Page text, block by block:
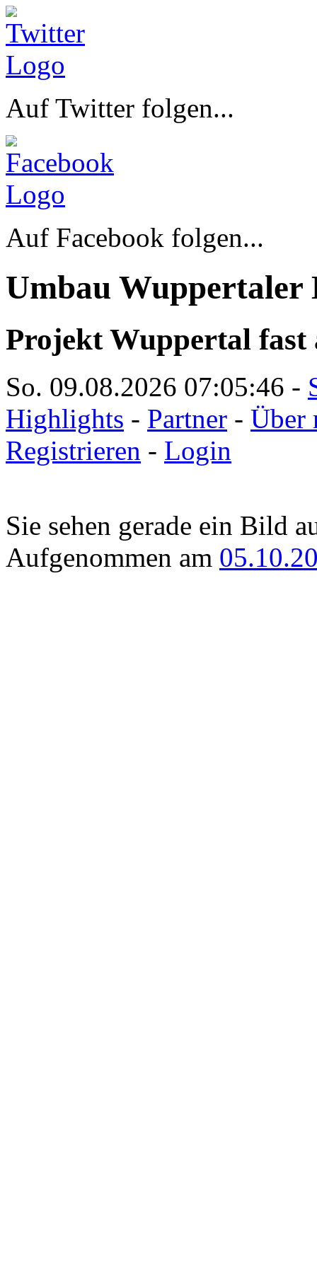
Auf Twitter folgen...
Auf Facebook folgen...
Umbau Wuppertaler
Projekt Wuppertal fast
So. 09.08.2026 07:05:46 -
Highlights - Partner - Über
Registrieren - Login
Sie sehen gerade ein Bild
Aufgenommen am